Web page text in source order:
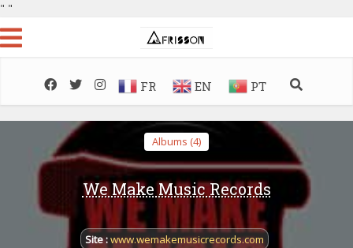
" "
FR EN PT
Albums (4)
We Make Music Records
Site :www.wemakemusicrecords.com